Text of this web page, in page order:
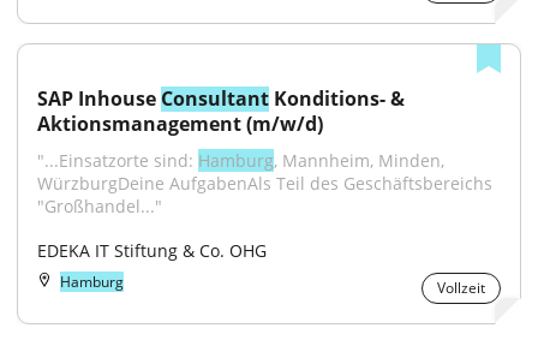
SAP Inhouse Consultant Konditions- &
Aktionsmanagement (m/w/d)
"...Einsatzorte sind: Hamburg, Mannheim, Minden,
WürzburgDeine AufgabenAls Teil des Geschäftsbereichs
"Großhandel..."
EDEKA IT Stiftung & Co. OHG
Hamburg Vollzeit